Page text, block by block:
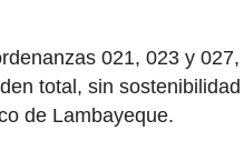
021, 023 y 027,
total, sin
de Lambayeque.